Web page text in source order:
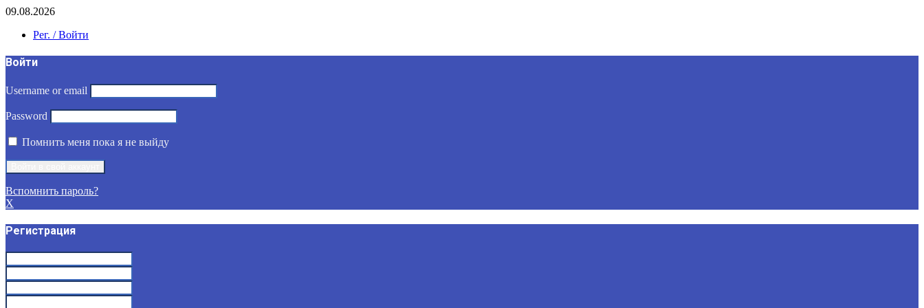
09.08.2026
Рег. / Войти
Войти
Username or email
Password
Помнить меня пока я не выйду
Вспомнить пароль?
X
Регистрация